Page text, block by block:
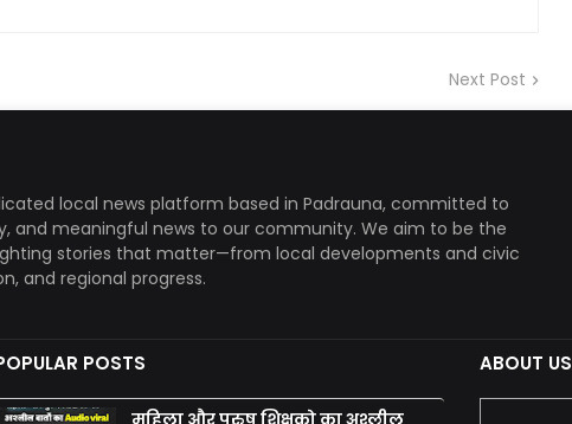
Next Post
local news platform based in Padrauna, committed to
and meaningful news to our community. We aim to be the
stories that matter—from local developments and civic
and regional progress.
POSTS ABOUT US